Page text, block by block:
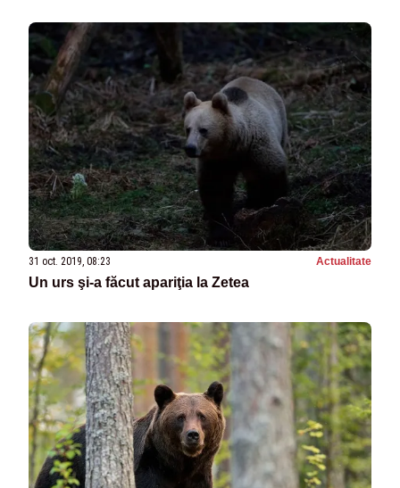
31 oct. 2019, 08:23 Actualitate
Un urs şi-a făcut apariţia la Zetea